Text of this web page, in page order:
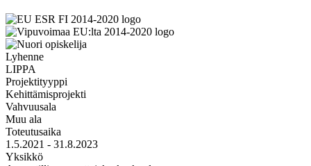
Lyhenne
LIPPA
Projektityyppi
Kehittämisprojekti
Vahvuusala
Muu ala
Toteutusaika
1.5.2021 - 31.8.2023
Yksikkö